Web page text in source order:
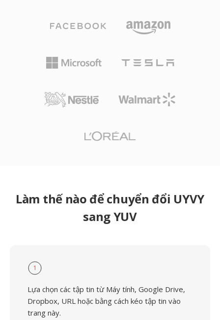
Làm thế nào để chuyển đổi UYVY
sang YUV
1
Lựa chọn các tập tin từ Máy tính, Google Drive,
Dropbox, URL hoặc bằng cách kéo tập tin vào
trang này.